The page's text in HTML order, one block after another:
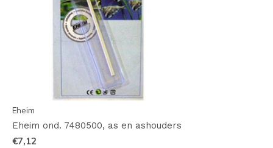
Eheim
Eheim ond. 7480500, as en ashouders
€7,12